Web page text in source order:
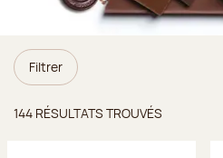
Filtrer
144 RÉSULTATS TROUVÉS